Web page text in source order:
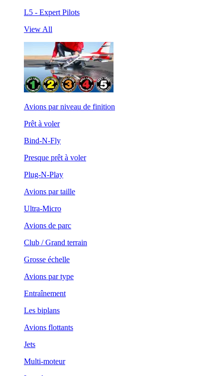
L5 - Expert Pilots
View All
Avions par niveau de finition
Prêt à voler
Bind-N-Fly
Presque prêt à voler
Plug-N-Play
Avions par taille
Ultra-Micro
Avions de parc
Club / Grand terrain
Grosse échelle
Avions par type
Entraînement
Les biplans
Avions flottants
Jets
Multi-moteur